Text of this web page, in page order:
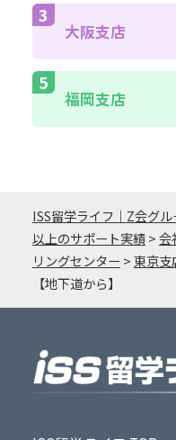
大阪支店
福岡支店
ISS留学ライフ｜Z会グ
以上のサポート実績>会
リングセンター >東京支
【地下道から】